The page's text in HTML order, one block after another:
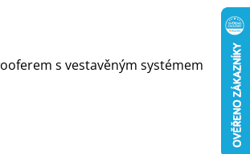
s vestavěným systémem